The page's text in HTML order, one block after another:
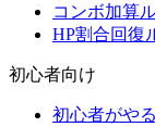
コンボ加算
HP割合回復
初心者向け
初心者がや